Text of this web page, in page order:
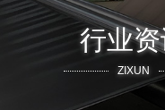
行业
ZIXUN